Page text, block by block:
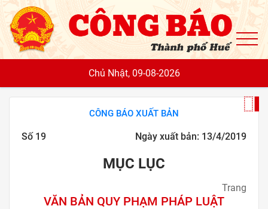
Chủ Nhật, 09-08-2026
CÔNG BÁO XUẤT BẢN
Số 19 Ngày xuất bản: 13/4/2019
MỤC LỤC
Trang
VĂN BẢN QUY PHẠM PHÁP LUẬT